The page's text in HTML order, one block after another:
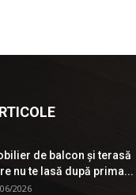
de balcon și terasă
nu te lasă după prima...
2026